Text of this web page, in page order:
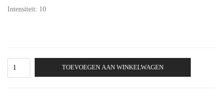
Intensiteit: 10
Classico
TOEVOEGEN AAN WINKELWAGEN